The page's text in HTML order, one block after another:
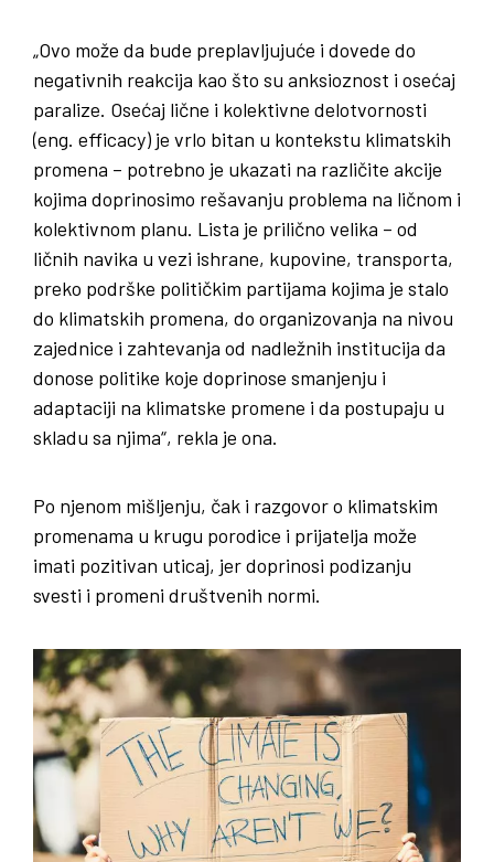
„Ovo može da bude preplavljujuće i dovede do
negativnih reakcija kao što su anksioznost i osećaj
paralize. Osećaj lične i kolektivne delotvornosti
(eng. efficacy) je vrlo bitan u kontekstu klimatskih
promena – potrebno je ukazati na različite akcije
kojima doprinosimo rešavanju problema na ličnom i
kolektivnom planu. Lista je prilično velika – od
ličnih navika u vezi ishrane, kupovine, transporta,
preko podrške političkim partijama kojima je stalo
do klimatskih promena, do organizovanja na nivou
zajednice i zahtevanja od nadležnih institucija da
donose politike koje doprinose smanjenju i
adaptaciji na klimatske promene i da postupaju u
skladu sa njima“, rekla je ona.
Po njenom mišljenju, čak i razgovor o klimatskim
promenama u krugu porodice i prijatelja može
imati pozitivan uticaj, jer doprinosi podizanju
svesti i promeni društvenih normi.